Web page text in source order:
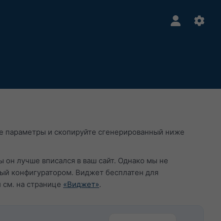
параметры и скопируйте сгенерированный ниже
лучше вписался в ваш сайт. Однако мы не
конфигуратором. Виджет бесплатен для
на странице «Виджет».